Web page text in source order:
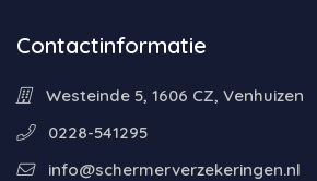
Contactinformatie
Westeinde 5, 1606 CZ, Venhuizen
0228-541295
info@schermerverzekeringen.nl